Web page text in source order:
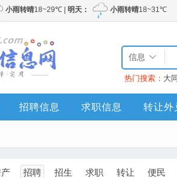
信息
热门搜索： 大
招聘信息 求职信息 转让外
产 招聘 招生 求职 转让 便民